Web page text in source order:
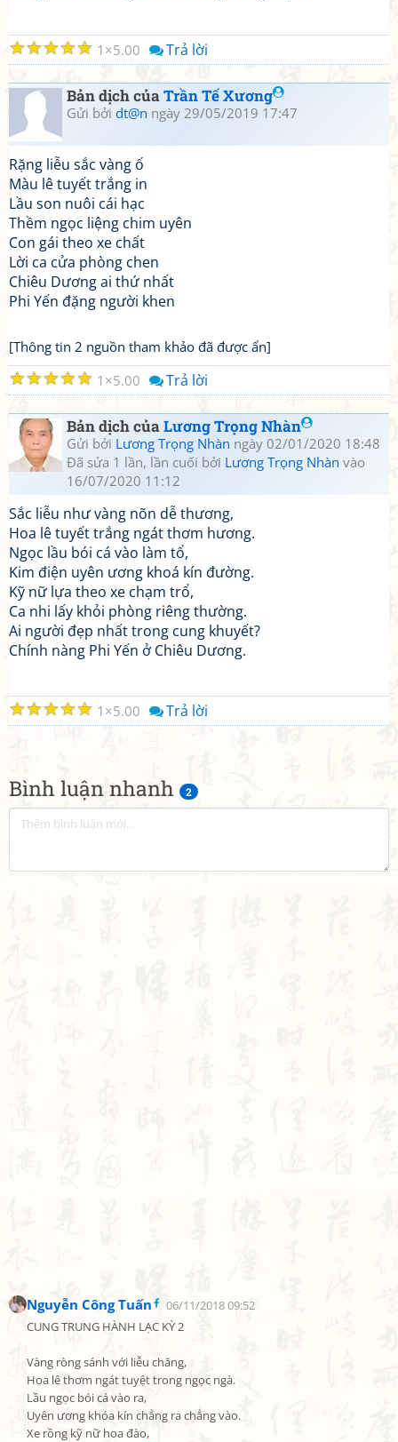
Bình luận nhanh 2
Nguyễn Công Tuấn
06/11/2018 09:52
CUNG TRUNG HÀNH LẠC KỲ 2
Vàng ròng sánh với liễu chăng,
Hoa lê thơm ngát tuyệt trong ngọc ngà.
Lầu ngọc bói cá vào ra,
Uyên ương khóa kín chẳng ra chẳng vào.
Xe rồng kỹ nữ hoa đào,
☆
☆
☆
☆
☆ 1 5.00 Trả lời
Bản dịch củaTrần Tế Xương
Gửi bởi dt@n ngày 29/05/2019 17:47
Rặng liễu sắc vàng ố
Màu lê tuyết trắng in
Lầu son nuôi cái hạc
Thềm ngọc liệng chim uyên
Con gái theo xe chất
Lời ca cửa phòng chen
Chiêu Dương ai thứ nhất
Phi Yến đặng người khen
[Thông tin 2 nguồn tham khảo đã được ẩn]
☆
☆
☆
☆
☆ 1 5.00 Trả lời
Bản dịch củaLương Trọng Nhàn
Gửi bởi Lương Trọng Nhàn ngày 02/01/2020 18:48
Đã sửa 1 lần, lần cuối bởi Lương Trọng Nhàn vào
16/07/2020 11:12
Sắc liễu như vàng nõn dễ thương,
Hoa lê tuyết trắng ngát thơm hương.
Ngọc lầu bói cá vào làm tổ,
Kim điện uyên ương khoá kín đường.
Kỹ nữ lựa theo xe chạm trổ,
Ca nhi lấy khỏi phòng riêng thường.
Ai người đẹp nhất trong cung khuyết?
Chính nàng Phi Yến ở Chiêu Dương.
☆
☆
☆
☆
☆ 1 5.00 Trả lời